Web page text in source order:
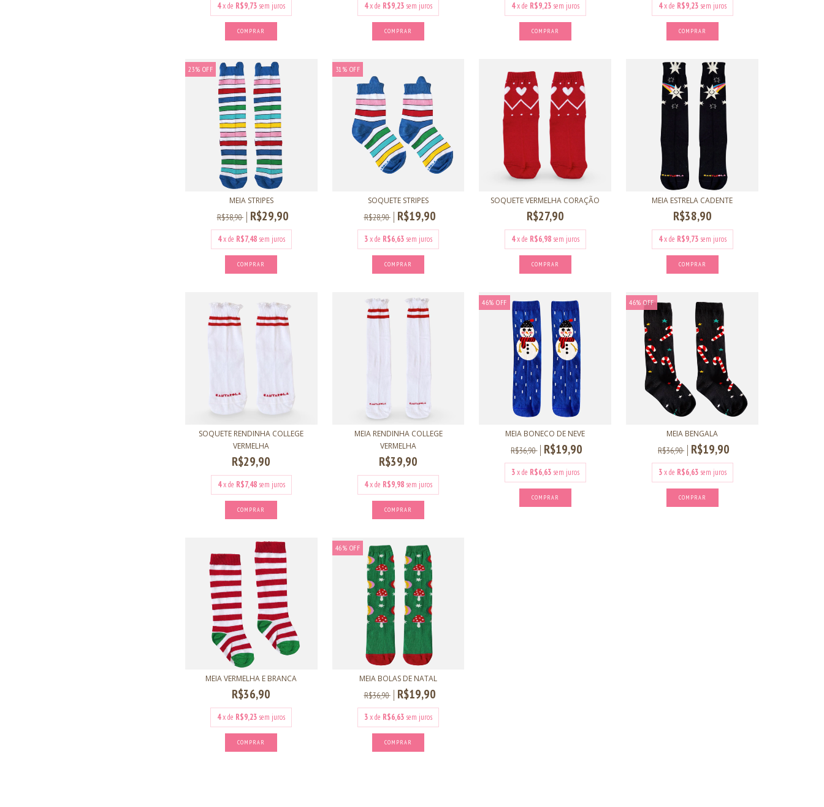
4x de R$9,73 sem juros
COMPRAR
4x de R$9,23 sem juros
COMPRAR
4x de R$9,23 sem juros
COMPRAR
4 x de R$9,23 sem juros
COMPRAR
23% OFF
MEIA STRIPES
R$38,90 R$29,90
4x de R$7,48 sem juros
COMPRAR
31% OFF
SOQUETE STRIPES
R$28,90 R$19,90
3x de R$6,63 sem juros
COMPRAR
SOQUETE VERMELHA CORAÇÃO
R$27,90
4x de R$6,98 sem juros
COMPRAR
MEIA ESTRELA CADENTE
R$38,90
4 x de R$9,73 sem juros
COMPRAR
SOQUETE RENDINHA COLLEGE
VERMELHA
R$29,90
4x de R$7,48 sem juros
COMPRAR
MEIA RENDINHA COLLEGE
VERMELHA
R$39,90
4x de R$9,98 sem juros
COMPRAR
46%OFF
MEIA BONECO DE NEVE
R$36,90 R$19,90
3x de R$6,63 sem juros
COMPRAR
46%OFF
MEIA BENGALA
R$36,90 R$19,90
3 x de R$6,63 sem juros
COMPRAR
MEIA VERMELHA E BRANCA
R$36,90
4x de R$9,23 sem juros
COMPRAR
46% OFF
MEIA BOLAS DE NATAL
R$36,90 R$19,90
3x de R$6,63 sem juros
COMPRAR